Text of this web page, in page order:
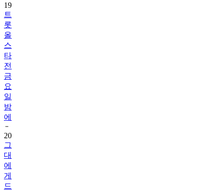
19
트
롯
올
스
타
전
금
요
일
밤
에
20
그
대
에
게
드